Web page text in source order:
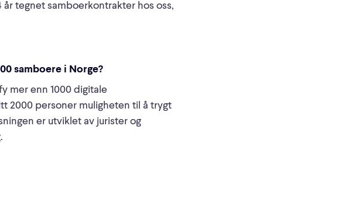
tegnet samboerkontrakter hos oss,
samboere i Norge?
mer enn 1000 digitale
2000 personer muligheten til å trygt
er utviklet av jurister og